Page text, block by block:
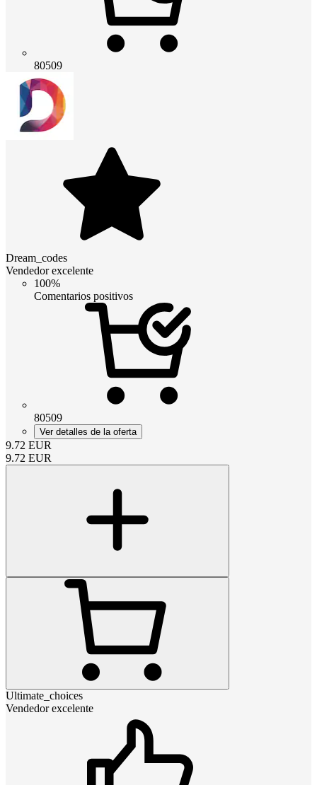
80509
Dream_codes
Vendedor excelente
100%
Comentarios positivos
80509
Ver detalles de la oferta
9.72 EUR
9.72 EUR
Ultimate_choices
Vendedor excelente